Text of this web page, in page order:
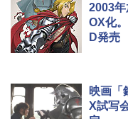
2003
OX化
D発売
映画「
X試写